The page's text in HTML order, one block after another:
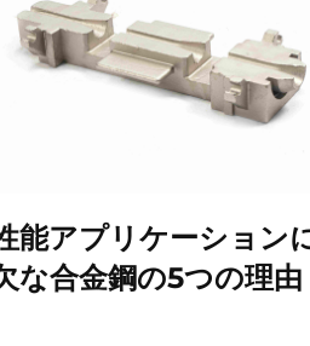
能アプリケーション
な合金鋼の5つの理由